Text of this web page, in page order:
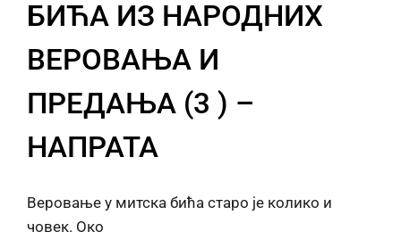
БИЋА ИЗ НАРОДНИХ
ВЕРОВАЊА И
ПРЕДАЊА (3 ) –
НАПРАТА
Веровање у митска бића старо је колико и
човек. Око